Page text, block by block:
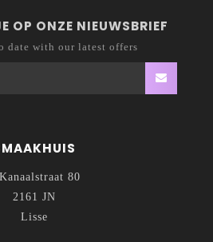
OP ONZE NIEUWSBRIEF
date with our latest offers
Kanaalstraat 80
2161 JN
Lisse